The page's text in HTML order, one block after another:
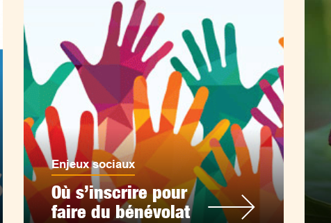
Enjeux sociaux
Où s’inscrire pour
faire du bénévolat